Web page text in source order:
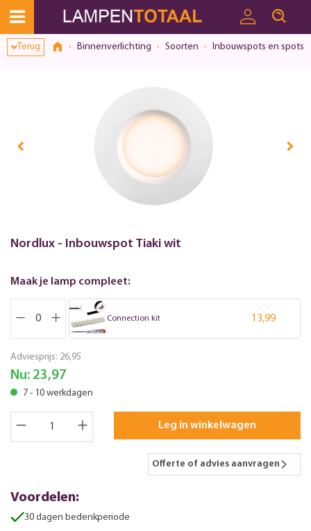
Terug Binnenverlichting Soorten Inbouwspots en spots
Nordlux - Inbouwspot Tiaki wit
Maak je lamp compleet:
Connection kit 13,99
Adviesprijs: 26,95
Nu: 23,97
7 - 10 werkdagen
Leg in winkelwagen
Offerte of advies aanvragen
Voordelen:
30 dagen bedenkperiode
Toestemmingsvenster geopend